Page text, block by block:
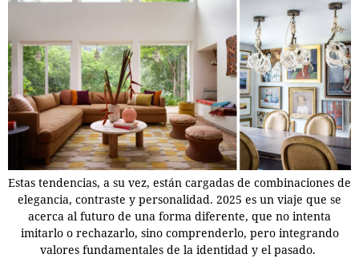
Estas tendencias, a su vez, están cargadas de combinaciones de
elegancia, contraste y personalidad. 2025 es un viaje que se
acerca al futuro de una forma diferente, que no intenta
imitarlo o rechazarlo, sino comprenderlo, pero integrando
valores fundamentales de la identidad y el pasado.